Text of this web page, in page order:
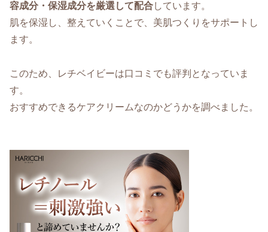
容成分・保湿成分を厳選して配合しています。
肌を保湿し、整えていくことで、美肌つくりをサポートし
ます。
このため、レチベイビーは口コミでも評判となっていま
す。
おすすめできるケアクリームなのかどうかを調べました。